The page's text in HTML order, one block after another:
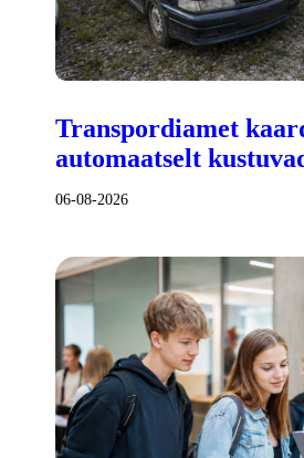
Transpordiamet
automaatselt
06-08-2026